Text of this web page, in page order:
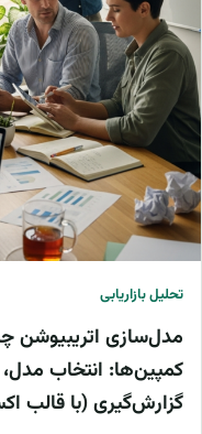
تحلیل بازاریابی
کمپین‌ها: انتخاب
گزارش‌گیری (با قالب